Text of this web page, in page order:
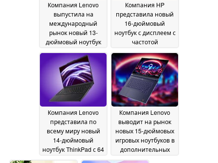
Компания Lenovo
выпустила на
международный
рынок новый 13-
дюймовый ноутбук
оперативной
памяти и
процессорами Intel
Panther Lake03 July
Компания HP
представила новый
16-дюймовый
ноутбук с дисплеем с
частотой
64 ГБ оперативной
памяти и
видеокартой Arc
B39002 July 2026
Компания Lenovo
представила по
всему миру новый
14-дюймовый
ноутбук ThinkPad с 64
Компания Lenovo
выводит на рынок
новых 15-дюймовых
игровых ноутбуков в
дополнительных